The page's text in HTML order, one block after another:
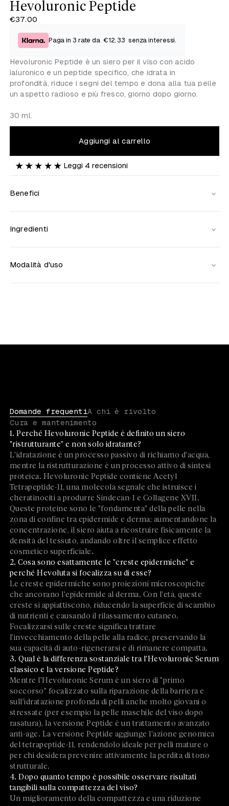
Hevoluronic Peptide
€37.00
Paga in 3 rate da €12.33 senza interessi.
Hevoluronic Peptide è un siero per il viso con acido
ialuronico e un peptide specifico, che idrata in
profondità,riduce i segni del tempo e dona alla tua pelle
un aspetto radioso e più fresco, giorno dopo giorno.
30 ml.
Aggiungi al carrello
Leggi 4 recensioni
Benefici
Ingredienti
Modalità d'uso
Domande frequentiA chi è rivolto
Cura e mantenimento
1. Perché Hevoluronic Peptide è definito un siero
"ristrutturante" e non solo idratante?
L'idratazione è un processo passivo di richiamo d'acqua,
mentre la ristrutturazione è un processo attivo di sintesi
proteica. Hevoluronic Peptide contiene Acetyl
Tetrapeptide-11, una molecola segnale che istruisce i
cheratinociti a produrre Sindecan-1 e Collagene XVII.
Queste proteine sono le "fondamenta" della pelle nella
zona di confine tra epidermide e derma; aumentandone la
concentrazione, il siero aiuta a ricostruire fisicamente la
densità del tessuto, andando oltre il semplice effetto
cosmetico superficiale.
2. Cosa sono esattamente le "creste epidermiche" e
perché Hevoluta si focalizza su di esse?
Le creste epidermiche sono proiezioni microscopiche
che ancorano l'epidermide al derma. Con l'età, queste
creste si appiattiscono, riducendo la superficie di scambio
di nutrienti e causando il rilassamento cutaneo.
Focalizzarsi sulle creste significa trattare
l'invecchiamento della pelle alla radice, preservando la
sua capacità di auto-rigenerarsi e di rimanere compatta.
3. Qual è la differenza sostanziale tra l'Hevoluronic Serum
classico e la versione Peptide?
Mentre l'Hevoluronic Serum è un siero di "primo
soccorso" focalizzato sulla riparazione della barriera e
sull'idratazione profonda di pelli anche molto giovani o
stressate (per esempio la pelle maschile del viso dopo
rasatura), la versione Peptide è un trattamento avanzato
anti-age. La versione Peptide aggiunge l'azione genomica
del tetrapeptide-11, rendendolo ideale per pelli mature o
per chi desidera prevenire attivamente la perdita di tono
strutturale.
4. Dopo quanto tempo è possibile osservare risultati
tangibili sulla compattezza del viso?
Un miglioramento della compattezza e una riduzione